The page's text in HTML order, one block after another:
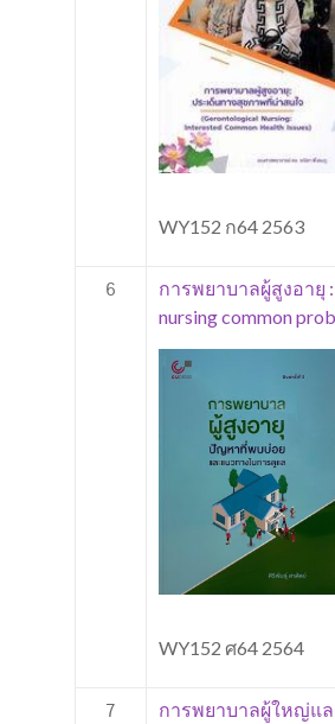
WY152 ก64 2563
6
การพยาบาลผู้สูงอายุ
nursing common
WY152 ศ64 2564
7
การพยาบาลผู้ใหญ่แล